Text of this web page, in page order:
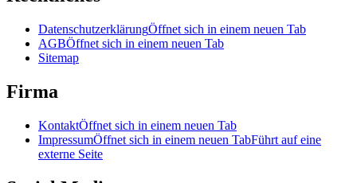
DatenschutzerklärungÖffnet sich in einem neuen Tab
AGBÖffnet sich in einem neuen Tab
Sitemap
Firma
KontaktÖffnet sich in einem neuen Tab
ImpressumÖffnet sich in einem neuen TabFührt auf eine
externe Seite